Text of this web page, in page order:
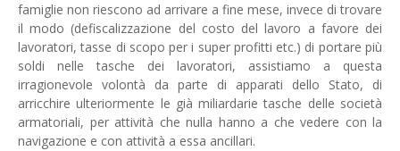
famiglie non riescono ad arrivare a fine mese, invece di trovare
il modo (defiscalizzazione del costo del lavoro a favore dei
lavoratori, tasse di scopo per i super profitti etc.) di portare più
soldi nelle tasche dei lavoratori, assistiamo a questa
irragionevole volontà da parte di apparati dello Stato, di
arricchire ulteriormente le già miliardarie tasche delle società
armatoriali, per attività che nulla hanno a che vedere con la
navigazione e con attività a essa ancillari.